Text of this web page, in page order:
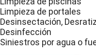
Limpieza de portales
Desinsectación,
Desinfección
Siniestros por agua o